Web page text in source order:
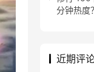
分钟热度？
近期评